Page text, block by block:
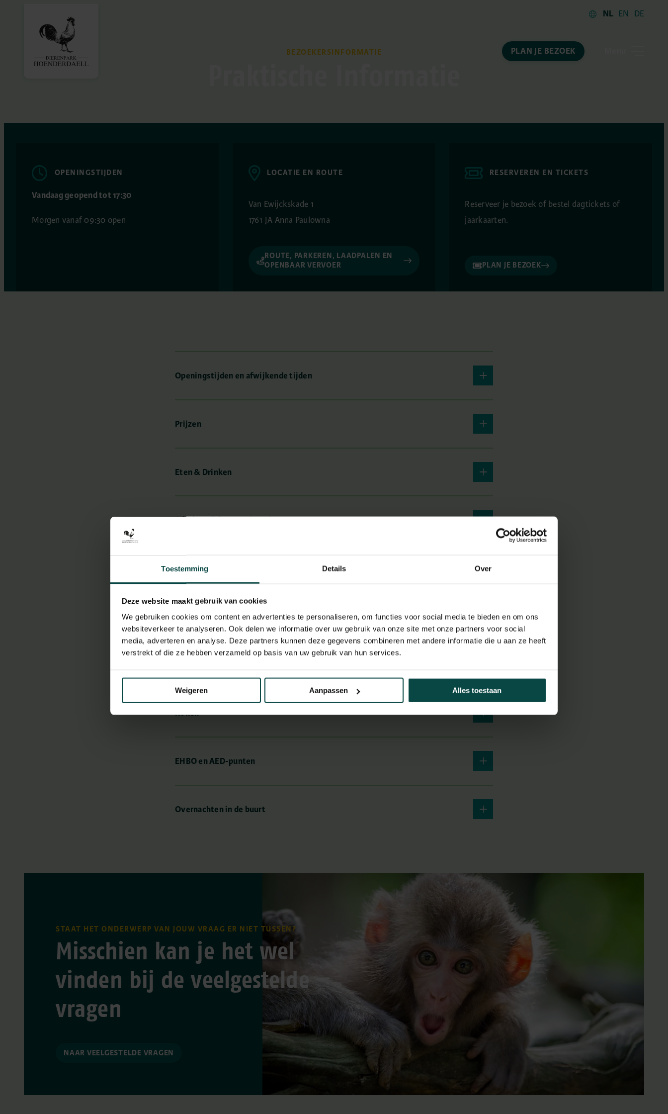
Toestemming Details Over
Deze website maakt gebruik van cookies
We gebruiken cookies om content en advertenties te personaliseren, om functies voor social media te bieden en om ons
websiteverkeer te analyseren. Ook delen we informatie over uw gebruik van onze site met onze partners voor social
media, adverteren en analyse. Deze partners kunnen deze gegevens combineren met andere informatie die u aan ze heeft
verstrekt of die ze hebben verzameld op basis van uw gebruik van hun services.
Weigeren Aanpassen Alles toestaan
NL EN DE
PLAN JE BEZOEK
BEZOEKERSINFORMATIE
OPENINGSTIJDEN
Vandaag geopend tot 17:30
Morgen vanaf 09:30 open
LOCATIE EN ROUTE
Van Ewijckskade 1
1761 JA Anna Paulowna
ROUTE, PARKEREN, LAADPALEN EN
OPENBAAR VERVOER
RESERVEREN EN TICKETS
Reserveer je bezoek of bestel dagtickets of
jaarkaarten.
PLAN JE BEZOEK
Openingstijden en afwijkende tijden
Prijzen
Eten & Drinken
Mindervaliden en rolstoelen
Toiletten en babyverzorging
Gevonden/verloren voorwerpen
Roken
EHBO en AED-punten
Overnachten in de buurt
STAAT HET ONDERWERP VAN JOUW VRAAG ER NIET TUSSEN?
Misschien kan je het wel
vinden bij de veelgestelde
vragen
NAAR VEELGESTELDE VRAGEN